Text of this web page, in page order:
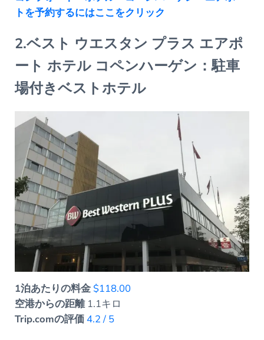
トを予約するにはここをクリック
2.ベスト ウエスタン プラス エアポ
ート ホテル コペンハーゲン：駐車
場付きベストホテル
1泊あたりの料金 $118.00
空港からの距離1.1キロ
Trip.comの評価 4.2 / 5